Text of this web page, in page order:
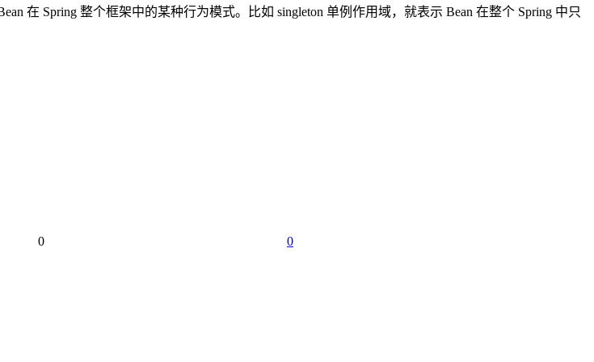
在 Spring 整个框架中的某种行为模式。比如 singleton 单例作用域，就表示 Bean 在整个 Spring 中只
0 0